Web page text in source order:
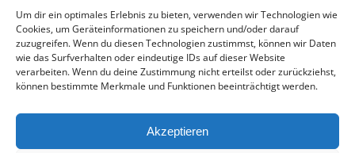
Um dir ein optimales Erlebnis zu bieten, verwenden wir Technologien wie
Cookies, um Geräteinformationen zu speichern und/oder darauf
zuzugreifen. Wenn du diesen Technologien zustimmst, können wir Daten
wie das Surfverhalten oder eindeutige IDs auf dieser Website
verarbeiten. Wenn du deine Zustimmung nicht erteilst oder zurückziehst,
können bestimmte Merkmale und Funktionen beeinträchtigt werden.
Akzeptieren
Links
» Kontakt
» Datenschutz